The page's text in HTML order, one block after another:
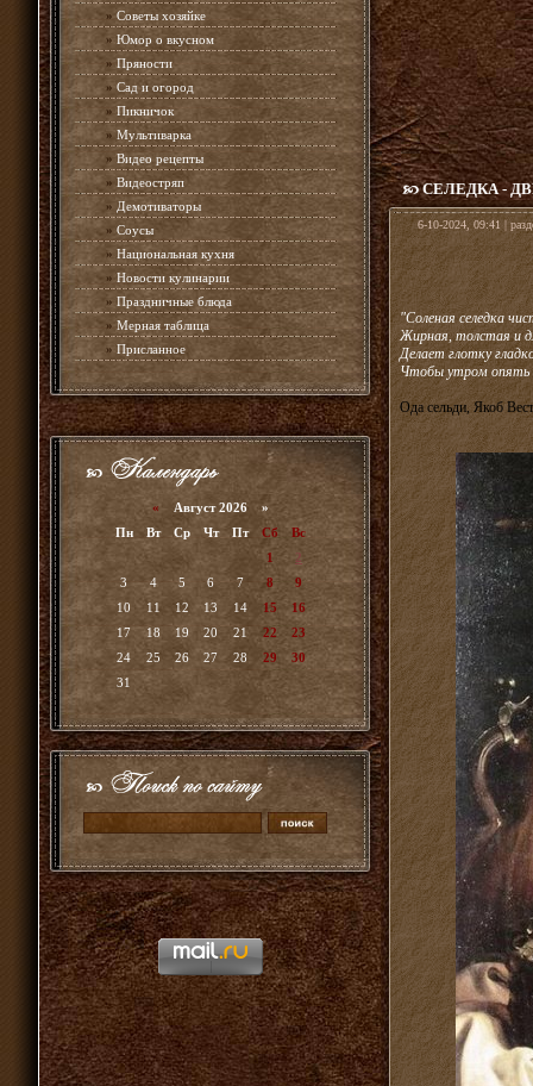
» Советы хозяйке
» Юмор о вкусном
» Пряности
» Сад и огород
» Пикничок
» Мультиварка
» Видео рецепты
» Видеостряп
» Демотиваторы
» Соусы
» Национальная кухня
» Новости кулинарии
» Праздничные блюда
» Мерная таблица
» Присланное
« Август 2026 »
Пн
Вт Ср Чт Пт Сб
Вс
1
2
3
4 5 6 7 8
9
10
11 12 13 14 15
16
17
18 19 20 21 22
23
24
25 26 27 28 29
30
31
СЕЛЕДКА -
6-10-2024, 09:41 |
"Соленая селедка
Жирная, толстая и
Делает глотку
Чтобы утром опять
Ода сельди, Якоб